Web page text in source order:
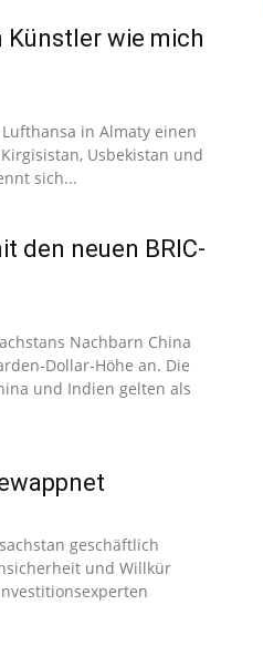
Künstler wie mich
in Almaty einen
Usbekistan und
sich...
den neuen BRIC-
Nachbarn China
Dollar-Höhe an. Die
und Indien gelten als
geschäftlich
und Willkür